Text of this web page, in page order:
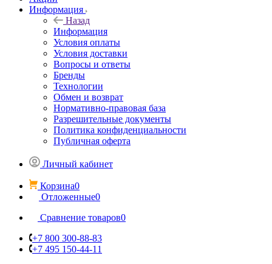
Информация
Назад
Информация
Условия оплаты
Условия доставки
Вопросы и ответы
Бренды
Технологии
Обмен и возврат
Нормативно-правовая база
Разрешительные документы
Политика конфиденциальности
Публичная оферта
Личный кабинет
Корзина0
Отложенные0
Сравнение товаров0
+7 800 300-88-83
+7 495 150-44-11